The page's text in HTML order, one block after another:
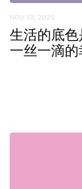
NOV 19, 2025
生活的底
一丝一滴的